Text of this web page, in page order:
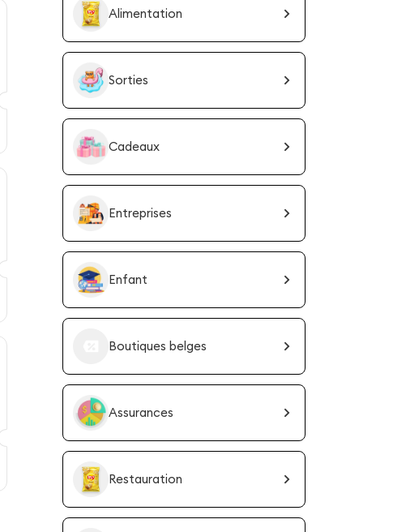
Alimentation
Sorties
Cadeaux
Entreprises
Enfant
Boutiques belges
Assurances
Restauration